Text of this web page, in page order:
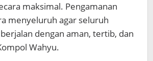
maksimal. Pengamanan
menyeluruh agar seluruh
dengan aman, tertib, dan
Wahyu.